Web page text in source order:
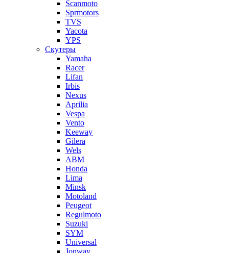
Scanmoto
Sprmotors
TVS
Yacota
YPS
Скутеры
Yamaha
Racer
Lifan
Irbis
Nexus
Aprilia
Vespa
Vento
Keeway
Gilera
Wels
ABM
Honda
Lima
Minsk
Motoland
Peugeot
Regulmoto
Suzuki
SYM
Universal
Jonway